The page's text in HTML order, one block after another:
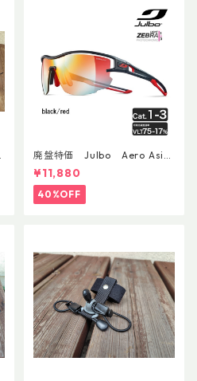
廃盤特価 Julbo Aero Asia
nFit
¥11,880
40%OFF